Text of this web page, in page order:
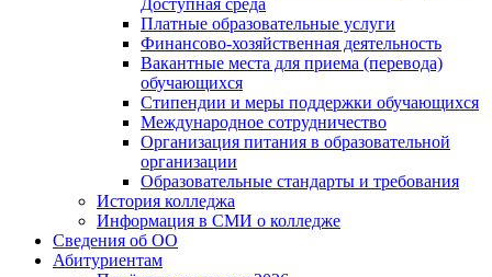
Доступная среда
Платные образовательные услуги
Финансово-хозяйственная деятельность
Вакантные места для приема (перевода)
обучающихся
Стипендии и меры поддержки обучающихся
Международное сотрудничество
Организация питания в образовательной
организации
Образовательные стандарты и требования
История колледжа
Информация в СМИ о колледже
Сведения об ОО
Абитуриентам